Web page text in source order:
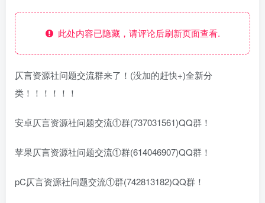
此处内容已隐藏，请评论后刷新页面查看.
仄言资源社问题交流群来了！(没加的赶快+)全新分
类！！！！！！
安卓仄言资源社问题交流①群(737031561)QQ群！
苹果仄言资源社问题交流①群(614046907)QQ群！
pC仄言资源社问题交流①群(742813182)QQ群！